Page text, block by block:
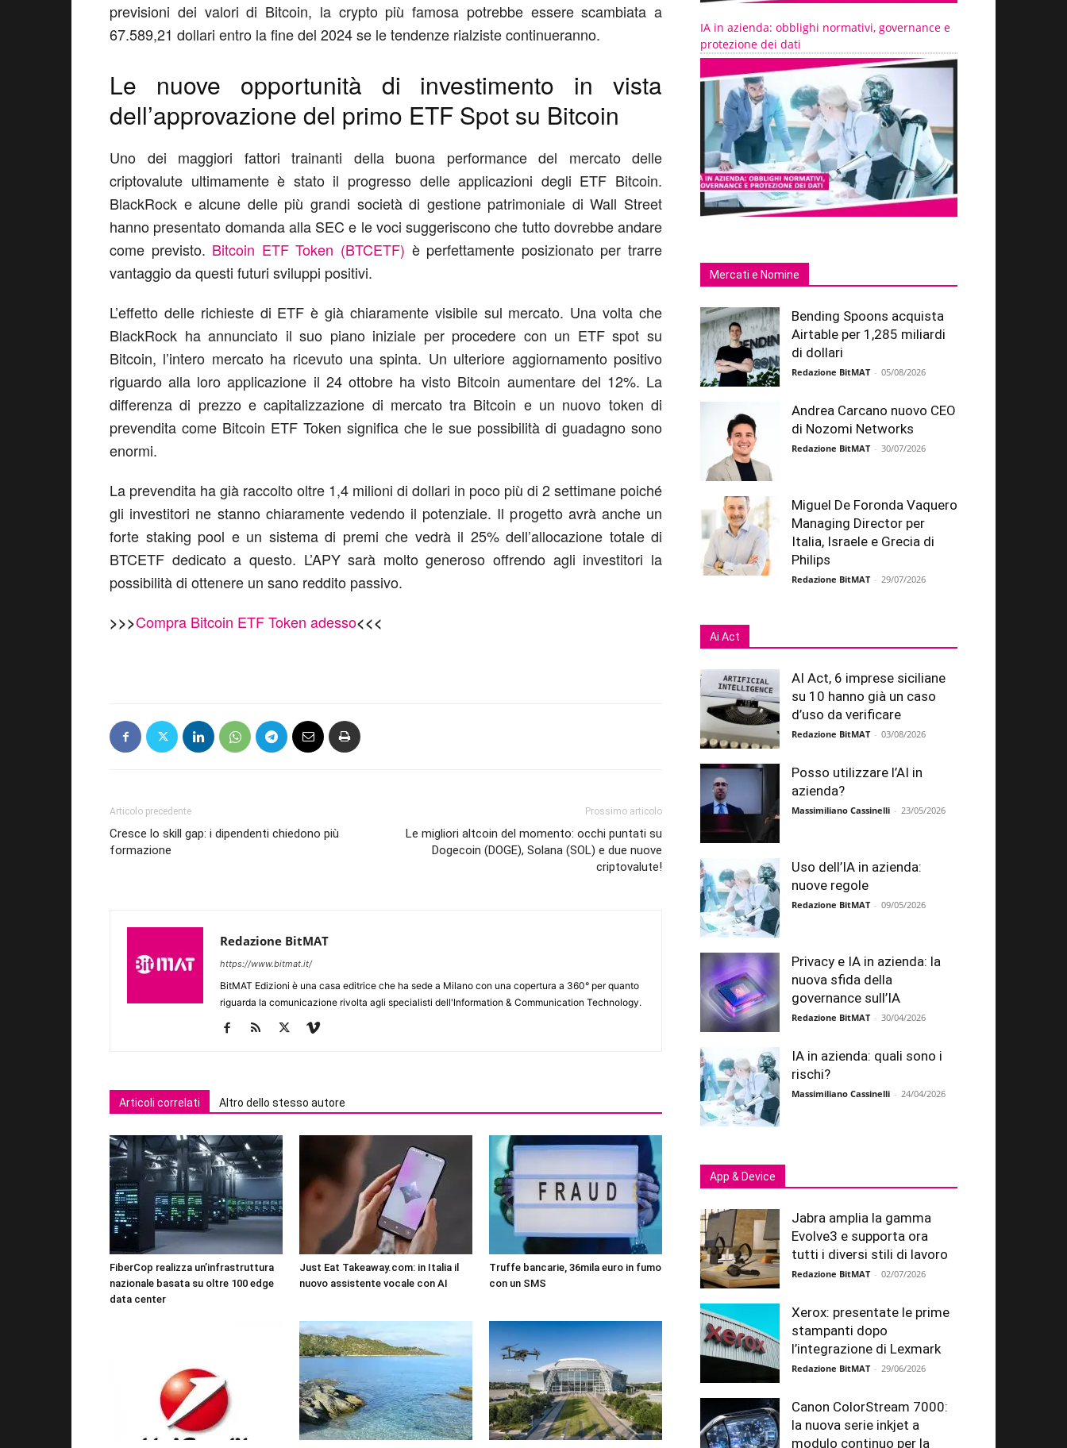
previsioni dei valori di Bitcoin, la crypto più famosa potrebbe essere scambiata a
67.589,21 dollari entro la fine del 2024 se le tendenze rialziste continueranno.
Le nuove opportunità di investimento in vista
dell’approvazione del primo ETF Spot su Bitcoin
Uno dei maggiori fattori trainanti della buona performance del mercato delle
criptovalute ultimamente è stato il progresso delle applicazioni degli ETF Bitcoin.
BlackRock e alcune delle più grandi società di gestione patrimoniale di Wall Street
hanno presentato domanda alla SEC e le voci suggeriscono che tutto dovrebbe andare
come previsto. Bitcoin ETF Token (BTCETF) è perfettamente posizionato per trarre
vantaggio da questi futuri sviluppi positivi.
L’effetto delle richieste di ETF è già chiaramente visibile sul mercato. Una volta che
BlackRock ha annunciato il suo piano iniziale per procedere con un ETF spot su
Bitcoin, l’intero mercato ha ricevuto una spinta. Un ulteriore aggiornamento positivo
riguardo alla loro applicazione il 24 ottobre ha visto Bitcoin aumentare del 12%. La
differenza di prezzo e capitalizzazione di mercato tra Bitcoin e un nuovo token di
prevendita come Bitcoin ETF Token significa che le sue possibilità di guadagno sono
enormi.
La prevendita ha già raccolto oltre 1,4 milioni di dollari in poco più di 2 settimane poiché
gli investitori ne stanno chiaramente vedendo il potenziale. Il progetto avrà anche un
forte staking pool e un sistema di premi che vedrà il 25% dell’allocazione totale di
BTCETF dedicato a questo. L’APY sarà molto generoso offrendo agli investitori la
possibilità di ottenere un sano reddito passivo.
>>>Compra Bitcoin ETF Token adesso<<<
Articolo precedente
Cresce lo skill gap: i dipendenti chiedono più
formazione
Prossimo articolo
Le migliori altcoin del momento: occhi puntati su
Dogecoin (DOGE), Solana (SOL) e due nuove
criptovalute!
Redazione BitMAT
https://www.bitmat.it/
BitMAT Edizioni è una casa editrice che ha sede a Milano con una copertura a 360° per quanto
riguarda la comunicazione rivolta agli specialisti dell'lnformation & Communication Technology.
Articoli correlati Altro dello stesso autore
FiberCop realizza un’infrastruttura
nazionale basata su oltre 100 edge
data center
Just Eat Takeaway.com: in Italia il
nuovo assistente vocale con AI
Truffe bancarie, 36mila euro in fumo
con un SMS
IA in azienda: obblighi normativi, governance e
protezione dei dati
Mercati e Nomine
Bending Spoons acquista
Airtable per 1,285 miliardi
di dollari
Redazione BitMAT - 05/08/2026
Andrea Carcano nuovo CEO
di Nozomi Networks
Redazione BitMAT - 30/07/2026
Miguel De Foronda Vaquero
Managing Director per
Italia, Israele e Grecia di
Philips
Redazione BitMAT - 29/07/2026
Ai Act
AI Act, 6 imprese siciliane
su 10 hanno già un caso
d’uso da verificare
Redazione BitMAT - 03/08/2026
Posso utilizzare l’AI in
azienda?
Massimiliano Cassinelli - 23/05/2026
Uso dell’IA in azienda:
nuove regole
Redazione BitMAT - 09/05/2026
Privacy e IA in azienda: la
nuova sfida della
governance sull’IA
Redazione BitMAT - 30/04/2026
IA in azienda: quali sono i
rischi?
Massimiliano Cassinelli - 24/04/2026
App & Device
Jabra amplia la gamma
Evolve3 e supporta ora
tutti i diversi stili di lavoro
Redazione BitMAT - 02/07/2026
Xerox: presentate le prime
stampanti dopo
l’integrazione di Lexmark
Redazione BitMAT - 29/06/2026
Canon ColorStream 7000:
la nuova serie inkjet a
modulo continuo per la